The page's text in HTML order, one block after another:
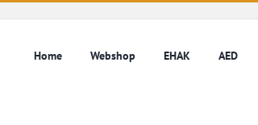
Home Webshop EHAK AED